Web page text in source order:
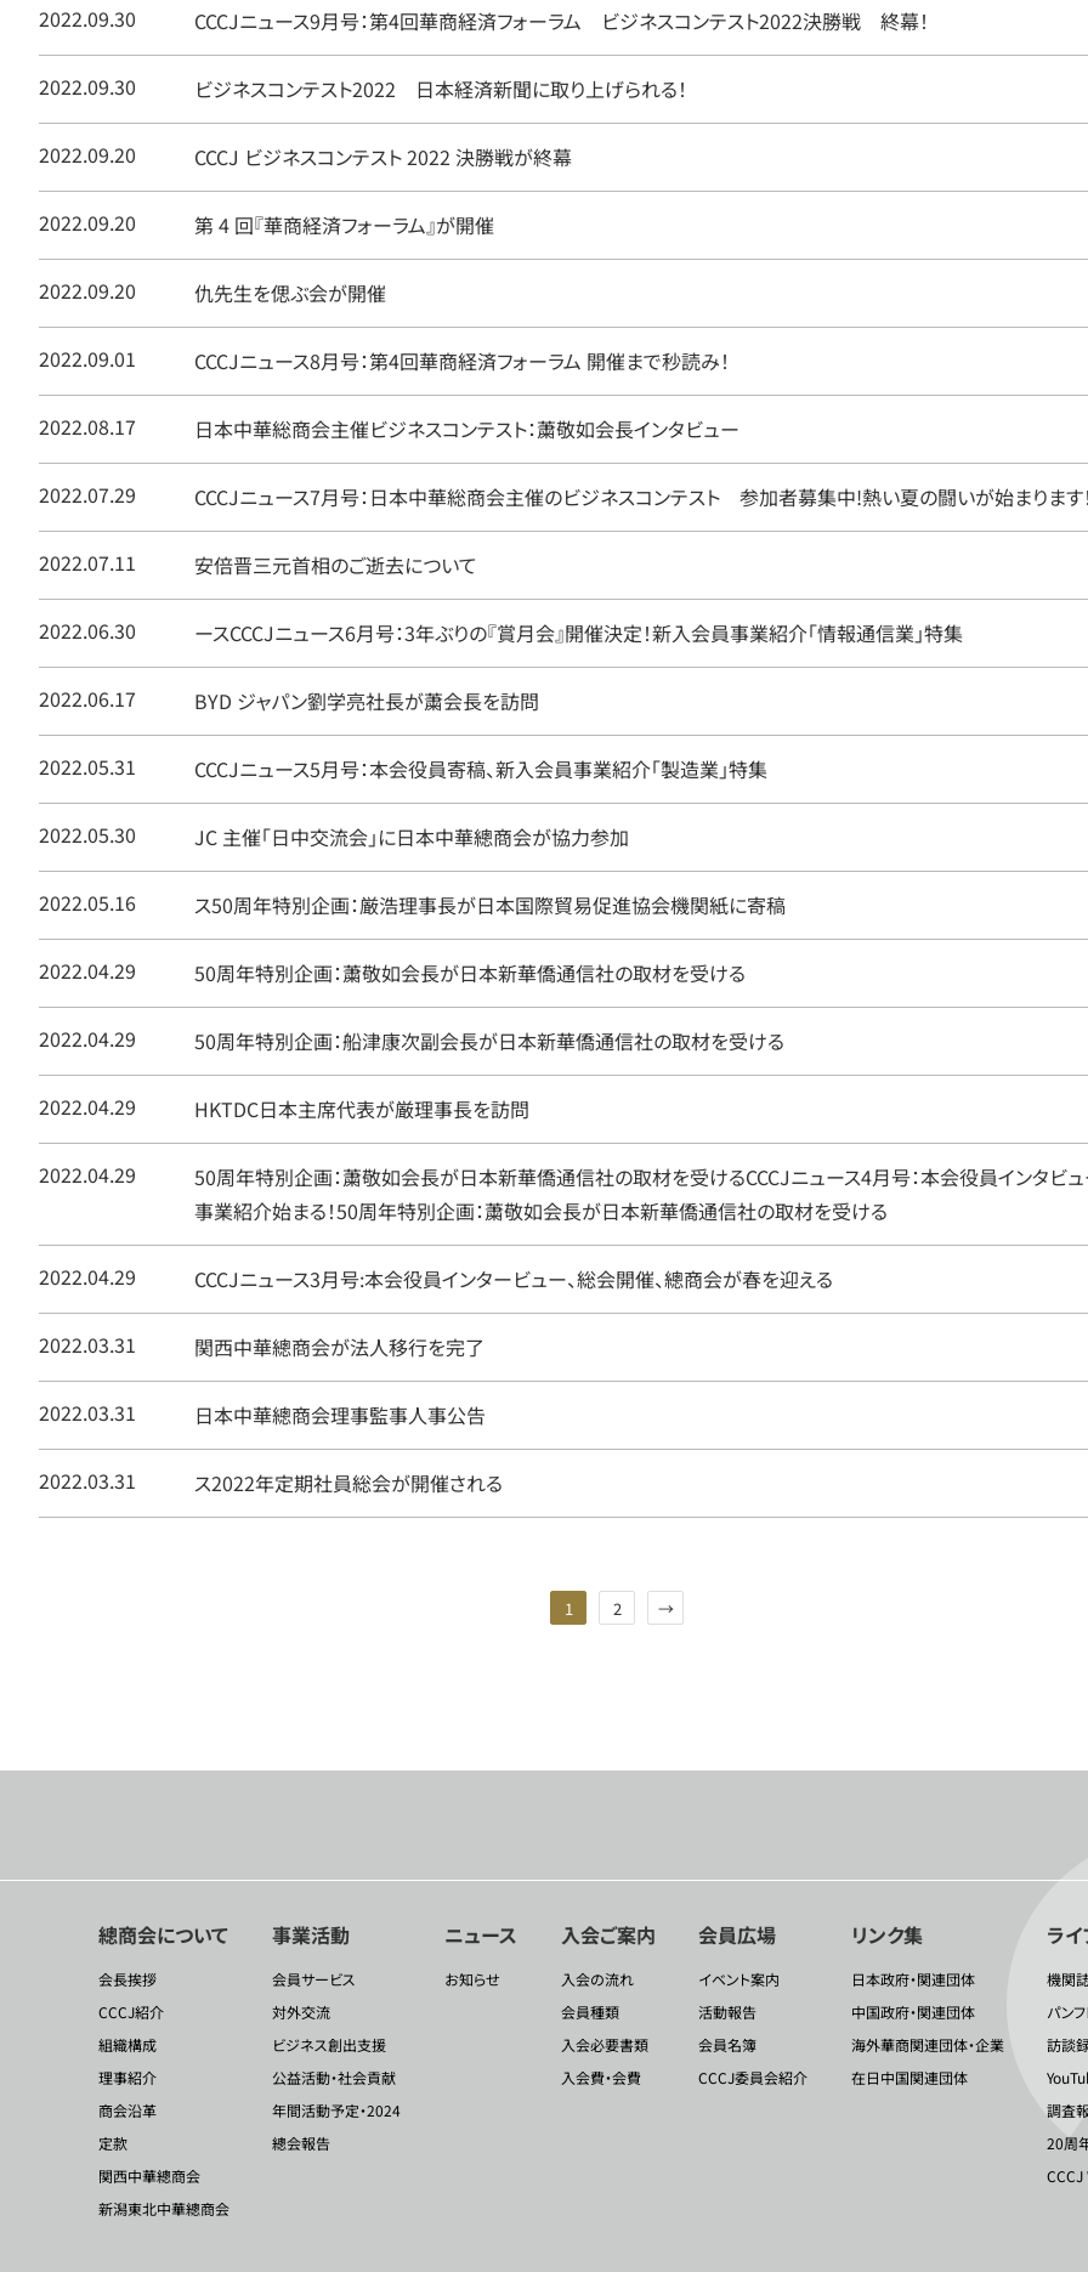
2022.09.30 CCCJニュース9月号：第4回華商経済フォーラム ビジネスコンテスト2022決勝戦 終幕！
2022.09.30 ビジネスコンテスト2022 日本経済新聞に取り上げられる！
2022.09.20 CCCJ ビジネスコンテスト 2022 決勝戦が終幕
2022.09.20 第 4 回『華商経済フォーラム』が開催
2022.09.20 仇先生を偲ぶ会が開催
2022.09.01 CCCJニュース8月号：第4回華商経済フォーラム 開催まで秒読み！
2022.08.17 日本中華総商会主催ビジネスコンテスト：䔥敬如会長インタビュー
2022.07.29 CCCJニュース7月号：日本中華総商会主催のビジネスコンテスト 参加者募集中!熱い夏の闘いが始まります！
2022.07.11 安倍晋三元首相のご逝去について
2022.06.30 ースCCCJニュース6月号：3年ぶりの『賞月会』開催決定！新入会員事業紹介「情報通信業」特集
2022.06.17 BYD ジャパン劉学亮社長が䔥会長を訪問
2022.05.31 CCCJニュース5月号：本会役員寄稿、新入会員事業紹介「製造業」特集
2022.05.30 JC 主催「日中交流会」に日本中華總商会が協力参加
2022.05.16 ス50周年特別企画：厳浩理事長が日本国際貿易促進協会機関紙に寄稿
2022.04.29 50周年特別企画：䔥敬如会長が日本新華僑通信社の取材を受ける
2022.04.29 50周年特別企画：船津康次副会長が日本新華僑通信社の取材を受ける
2022.04.29 HKTDC日本主席代表が厳理事長を訪問
2022.04.29
50周年特別企画：䔥敬如会長が日本新華僑通信社の取材を受けるCCCJニュース4月号：本会役員インタビュ
事業紹介始まる！50周年特別企画：䔥敬如会長が日本新華僑通信社の取材を受ける
2022.04.29 CCCJニュース3月号:本会役員インタービュー、総会開催、總商会が春を迎える
2022.03.31 関西中華總商会が法人移行を完了
2022.03.31 日本中華總商会理事監事人事公告
2022.03.31 ス2022年定期社員総会が開催される
1 2 →
總商会について
会長挨拶
CCCJ紹介
組織構成
理事紹介
商会沿革
定款
関西中華總商会
新潟東北中華總商会
事業活動
会員サービス
対外交流
ビジネス創出支援
公益活動・社会貢献
年間活動予定・2024
總会報告
ニュース
お知らせ
入会ご案内
入会の流れ
会員種類
入会必要書類
入会費・会費
会員広場
イベント案内
活動報告
会員名簿
CCCJ委員会紹介
リンク集
日本政府・関連団体
中国政府・関連団体
海外華商関連団体・企業
在日中国関連団体
ライ
機関
パンフ
訪談
調査
20周
CCCJ